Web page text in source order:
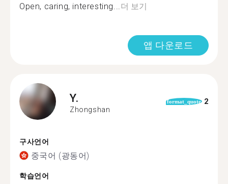
Open, caring, interesting...더 보기
앱 다운로드
Y.
Zhongshan
format_quote 2
구사언어
중국어 (광동어)
학습언어